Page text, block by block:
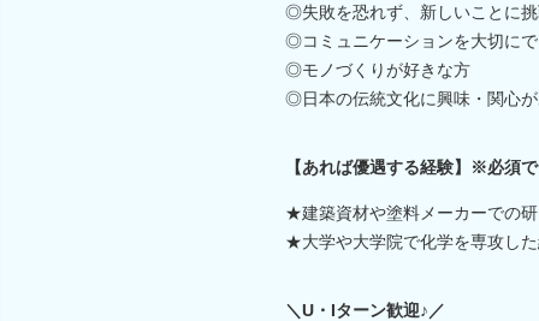
◎失敗を恐れず、新しいことに
◎コミュニケーションを大切に
◎モノづくりが好きな方
◎日本の伝統文化に興味・関心
【あれば優遇する経験】※必須
★建築資材や塗料メーカーでの
★大学や大学院で化学を専攻し
＼U・Iターン歓迎♪／